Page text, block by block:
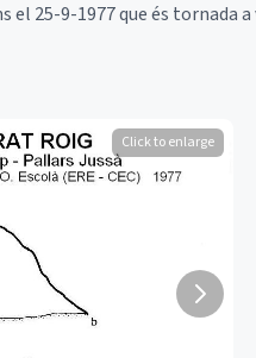
el 25-9-1977 que és tornada
Click to enlarge